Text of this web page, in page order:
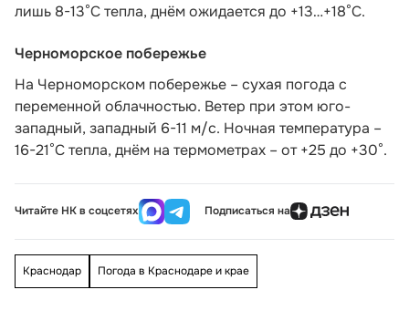
лишь 8-13°С тепла, днём ожидается до +13…+18°С.
Черноморское побережье
На Черноморском побережье – сухая погода с
переменной облачностью. Ветер при этом юго-
западный, западный 6-11 м/с. Ночная температура –
16-21°С тепла, днём на термометрах – от +25 до +30°.
Читайте НК в соцсетях Подписаться на
Краснодар Погода в Краснодаре и крае